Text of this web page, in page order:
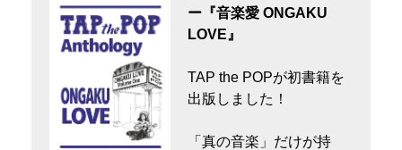
ー『音楽愛 ONGAKU
LOVE』
TAP the POPが初書籍を
出版しました！
「真の音楽」だけが持